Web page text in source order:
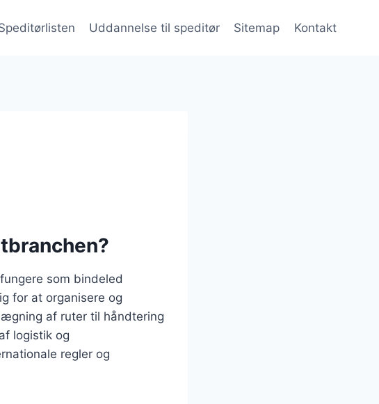
Uddannelse til speditør Sitemap Kontakt
som bindeled
for at organisere og
af ruter til håndtering
logistik og
regler og